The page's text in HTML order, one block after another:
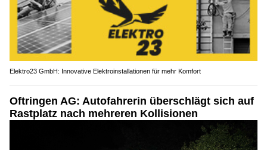
Elektro23 GmbH: Innovative Elektroinstallationen für mehr Komfort
Oftringen AG: Autofahrerin überschlägt sich auf
Rastplatz nach mehreren Kollisionen